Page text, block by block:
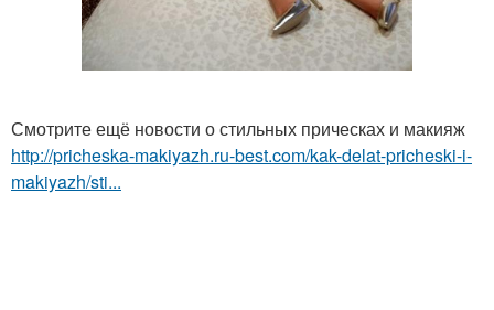
Смотрите ещё новости о стильных прическах и макияж
http://pricheska-makiyazh.ru-best.com/kak-delat-pricheski-i-
makiyazh/sti...